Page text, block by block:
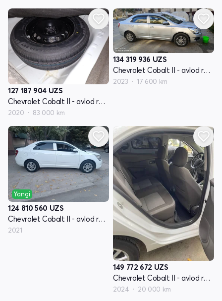
127 187 904 UZS
Chevrolet Cobalt II - avlod restyling
2020 83 000 km
134 319 936 UZS
Chevrolet Cobalt II - avlod restyling
2023 17 600 km
Yangi
124 810 560 UZS
Chevrolet Cobalt II - avlod restyling
2021
149 772 672 UZS
Chevrolet Cobalt II - avlod restyling
2024 20 000 km